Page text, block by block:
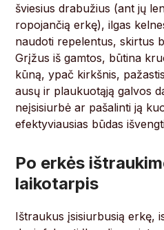
šviesius drabužius (ant jų
ropojančią erkę), ilgas
naudoti repelentus, skirtus
Grįžus iš gamtos, būtina
kūną, ypač kirkšnis,
ausų ir plaukuotąją galvos
neįsisiurbė ar pašalinti ją
efektyviausias būdas
Po erkės
laikotarpis
Ištraukus įsisiurbusią erkę,